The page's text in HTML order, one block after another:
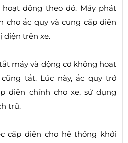
động theo đó. Máy phát
cho ắc quy và cung cấp điện
điện trên xe.
máy và động cơ không hoạt
tắt. Lúc này, ắc quy trở
điện chính cho xe, sử dụng
trữ.
cấp điện cho hệ thống khởi